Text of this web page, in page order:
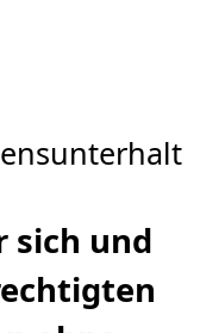
sich und